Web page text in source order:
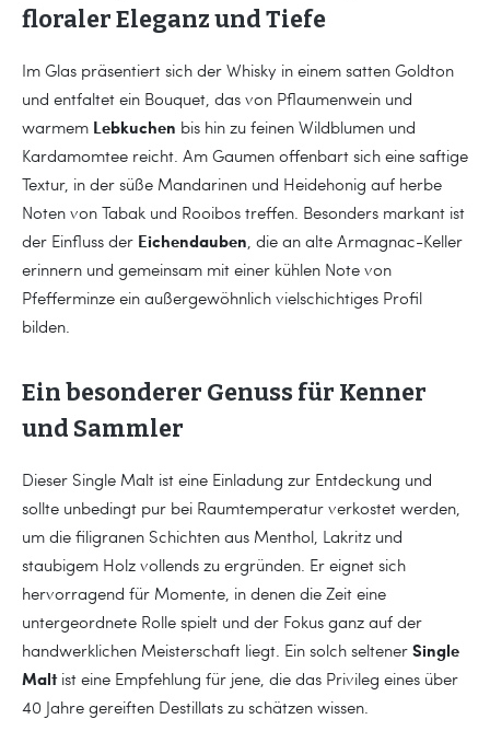
floraler Eleganz und Tiefe
Im Glas präsentiert sich der Whisky in einem satten Goldton
und entfaltet ein Bouquet, das von Pflaumenwein und
warmem Lebkuchen bis hin zu feinen Wildblumen und
Kardamomtee reicht. Am Gaumen offenbart sich eine saftige
Textur, in der süße Mandarinen und Heidehonig auf herbe
Noten von Tabak und Rooibos treffen. Besonders markant ist
der Einfluss der Eichendauben, die an alte Armagnac-Keller
erinnern und gemeinsam mit einer kühlen Note von
Pfefferminze ein außergewöhnlich vielschichtiges Profil
bilden.
Ein besonderer Genuss für Kenner
und Sammler
Dieser Single Malt ist eine Einladung zur Entdeckung und
sollte unbedingt pur bei Raumtemperatur verkostet werden,
um die filigranen Schichten aus Menthol, Lakritz und
staubigem Holz vollends zu ergründen. Er eignet sich
hervorragend für Momente, in denen die Zeit eine
untergeordnete Rolle spielt und der Fokus ganz auf der
handwerklichen Meisterschaft liegt. Ein solch seltener Single
Maltist eine Empfehlung für jene, die das Privileg eines über
40 Jahre gereiften Destillats zu schätzen wissen.